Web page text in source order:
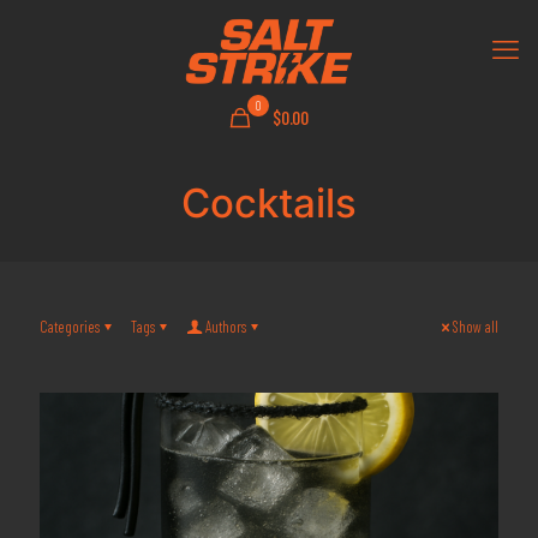
0
$0.00
Cocktails
Categories Tags Authors Show all